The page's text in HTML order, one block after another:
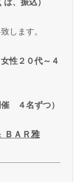
振込）
します。
性２０代～４
４名ずつ）
ＢＡＲ雅